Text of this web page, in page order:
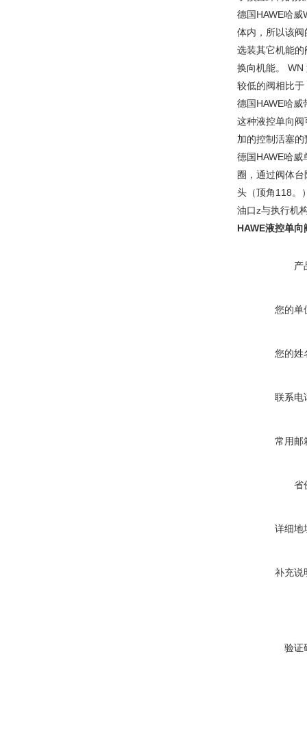
德国HAWE哈
体内，所以该
选装其它机能
换向机能。 WN
较低的阀相比
德国HAWE哈威
这种液控单向
加的控制活塞
德国HAWE哈
圈，通过阀体
头（顶角118。
油口z与执行机
HAWE液控单向
产
您的单
您的姓
联系电
常用邮
省
详细地
补充说
验证